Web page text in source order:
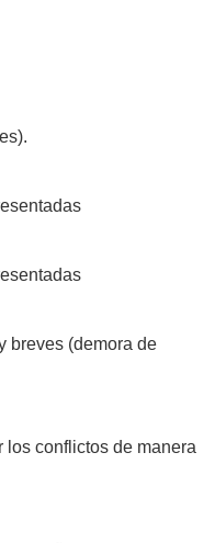
breves (demora de
conflictos de manera